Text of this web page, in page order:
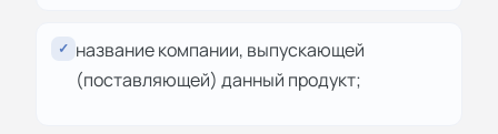
✓ название компании, выпускающей
(поставляющей) данный продукт;